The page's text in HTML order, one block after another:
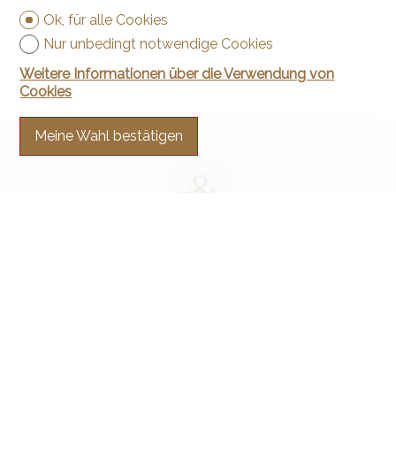
Ok, für alle Cookies
Nur unbedingt notwendige Cookies
Weitere Informationen über die Verwendung von
Cookies
Meine Wahl bestätigen